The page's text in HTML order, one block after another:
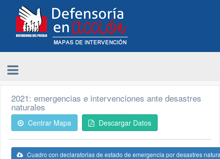
2021: emergencias e intervenciones ante desastres
naturales
Centrar Mapa Descargar Datos
Cuadro con declaratorias de estado de emergencia por desastres